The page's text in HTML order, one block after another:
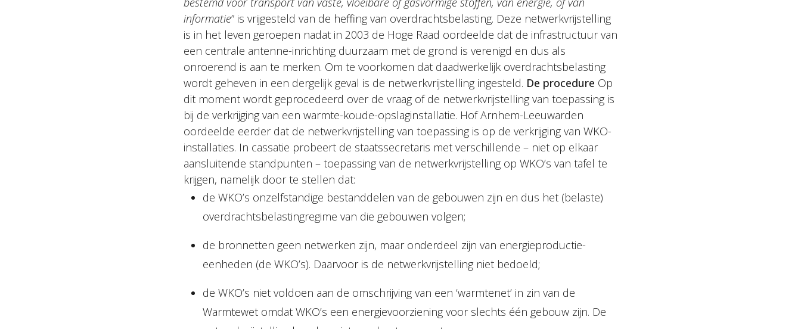
informatie” is vrijgesteld van de heffing van overdrachtsbelasting. Deze netwerkvrijstelling
is in het leven geroepen nadat in 2003 de Hoge Raad oordeelde dat de infrastructuur van
een centrale antenne-inrichting duurzaam met de grond is verenigd en dus als
onroerend is aan te merken. Om te voorkomen dat daadwerkelijk overdrachtsbelasting
wordt geheven in een dergelijk geval is de netwerkvrijstelling ingesteld. De procedure Op
dit moment wordt geprocedeerd over de vraag of de netwerkvrijstelling van toepassing is
bij de verkrijging van een warmte-koude-opslaginstallatie. Hof Arnhem-Leeuwarden
oordeelde eerder dat de netwerkvrijstelling van toepassing is op de verkrijging van WKO-
installaties. In cassatie probeert de staatssecretaris met verschillende – niet op elkaar
aansluitende standpunten – toepassing van de netwerkvrijstelling op WKO’s van tafel te
krijgen, namelijk door te stellen dat:
de WKO’s onzelfstandige bestanddelen van de gebouwen zijn en dus het (belaste)
overdrachtsbelastingregime van die gebouwen volgen;
de bronnetten geen netwerken zijn, maar onderdeel zijn van energieproductie-
eenheden (de WKO’s). Daarvoor is de netwerkvrijstelling niet bedoeld;
de WKO’s niet voldoen aan de omschrijving van een ‘warmtenet’ in zin van de
Warmtewet omdat WKO’s een energievoorziening voor slechts één gebouw zijn. De